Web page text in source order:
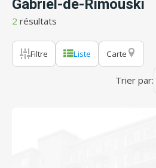
Gabriel-de-Rimouski
2 résultats
Filtre Liste Carte
Trier par: